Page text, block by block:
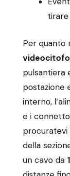
tirare
Per quanto
pulsantiera
postazione
interno,
e i
della
un cavo da